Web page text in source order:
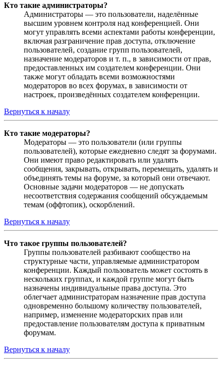
Кто такие администраторы?
Администраторы — это пользователи, наделённые
высшим уровнем контроля над конференцией. Они
могут управлять всеми аспектами работы конференции,
включая разграничение прав доступа, отключение
пользователей, создание групп пользователей,
назначение модераторов и т. п., в зависимости от прав,
предоставленных им создателем конференции. Они
также могут обладать всеми возможностями
модераторов во всех форумах, в зависимости от
настроек, произведённых создателем конференции.
Вернуться к началу
Кто такие модераторы?
Модераторы — это пользователи (или группы
пользователей), которые ежедневно следят за форумами.
Они имеют право редактировать или удалять
сообщения, закрывать, открывать, перемещать, удалять и
объединять темы на форуме, за который они отвечают.
Основные задачи модераторов — не допускать
несоответствия содержания сообщений обсуждаемым
темам (оффтопик), оскорблений.
Вернуться к началу
Что такое группы пользователей?
Группы пользователей разбивают сообщество на
структурные части, управляемые администратором
конференции. Каждый пользователь может состоять в
нескольких группах, и каждой группе могут быть
назначены индивидуальные права доступа. Это
облегчает администраторам назначение прав доступа
одновременно большому количеству пользователей,
например, изменение модераторских прав или
предоставление пользователям доступа к приватным
форумам.
Вернуться к началу